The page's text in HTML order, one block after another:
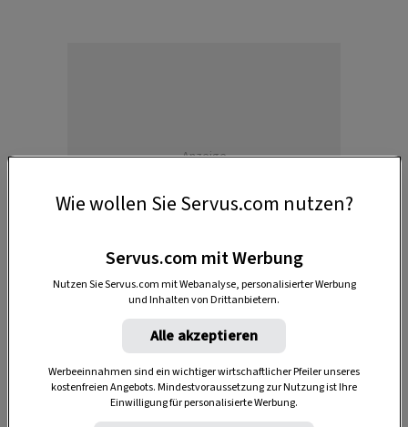
Anzeige
DAS KÖNNTE SIE AUCH INTERESSIEREN
Wie wollen Sie Servus.com nutzen?
Servus.com mit Werbung
Nutzen Sie Servus.com mit Webanalyse, personalisierter Werbung
und Inhalten von Drittanbietern.
Alle akzeptieren
Werbeeinnahmen sind ein wichtiger wirtschaftlicher Pfeiler unseres
kostenfreien Angebots. Mindestvoraussetzung zur Nutzung ist Ihre
Einwilligung für personalisierte Werbung.